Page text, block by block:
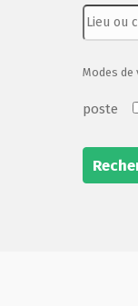
Modes de
poste